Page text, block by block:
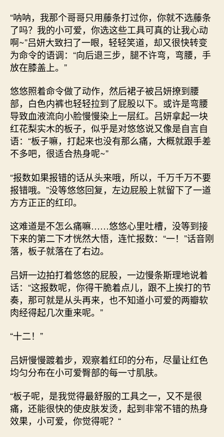
“呐呐，我那个哥哥只用藤条打过你，你就不选藤条
了吗？我的小可爱，你选这些工具可真的让我心动
啊~”吕妍大致扫了一眼，轻轻笑道，却又很快转变
为命令的语调：“向后退三步，腿不许弯，弯腰，手
放在膝盖上。”
悠悠照着命令做了动作，然后裙子被吕妍撩到腰
部，白色内裤也轻轻拉到了屁股以下。或许是弯腰
导致血液流向小脸慢慢染上一层红。吕妍拿起一块
红花梨实木的板子，似乎是对悠悠说又像是自言自
语：“板子嘛，打起来也没有那么痛，大概就跟手差
不多吧，很适合热身呢~”
“报数如果报错的话从头来哦，所以，千万千万不要
报错哦。”没等悠悠回复，左边屁股上就留下了一道
方方正正的红印。
这难道是不怎么痛嘛……悠悠心里吐槽，没等到接
下来的第二下才恍然大悟，连忙报数：“一！”话音刚
落，板子就落在了右边。
吕妍一边拍打着悠悠的屁股，一边慢条斯理地说着
话：“这报数呢，你得干脆着点儿，跟不上挨打的节
奏，那可就是从头再来，也不知道小可爱的两瓣软
肉经得起几次重来呢。”
“十二！”
吕妍慢慢踱着步，观察着红印的分布，尽量让红色
均匀分布在小可爱臀部的每一寸肌肤。
“板子呢，是我觉得最舒服的工具之一，又不是很
痛，还能很快的使皮肤发烫，起到非常不错的热身
效果，小可爱，你觉得呢？“